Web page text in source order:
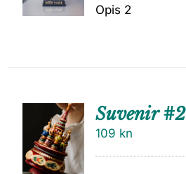
Opis 2
DODAJ
U
KOŠARI
CU
Suvenir #2
109 kn